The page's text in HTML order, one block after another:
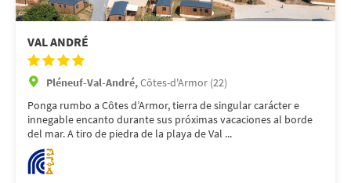
VAL ANDRÉ
Pléneuf-Val-André,Côtes-d'Armor (22)
Ponga rumbo a Côtes d’Armor, tierra de singular carácter e
innegable encanto durante sus próximas vacaciones al borde
del mar. A tiro de piedra de la playa de Val ...